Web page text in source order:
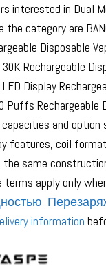
interested in Dual
the category are
Disposable
30K Rechargeable
LED Display
Puffs Rechargeable
and option
features, coil
the same
terms apply only
,
information